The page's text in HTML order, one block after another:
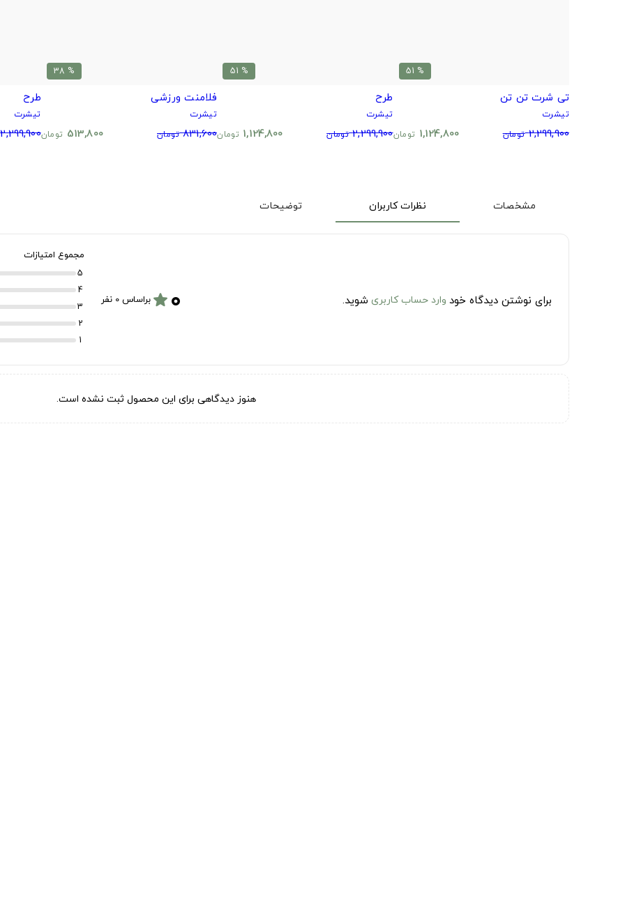
% 51
تی شرت تن تن
تیشرت
2,299,900 تومان 1,124,800 تومان
% 51
طرح
تیشرت
2,299,900 تومان 1,124,800 تومان
% 38
فلامنت ورزشی
تیشرت
831,600 تومان 513,800 تومان
طرح
تیشرت
2,299,900
مشخصات نظرات کاربران توضیحات
برای نوشتن دیدگاه خود وارد حساب کاربری شوید. ۰ starبراساس 0 نفر
مجموع امتیازات
5
4
3
2
1
هنوز دیدگاهی برای این محصول ثبت نشده است.